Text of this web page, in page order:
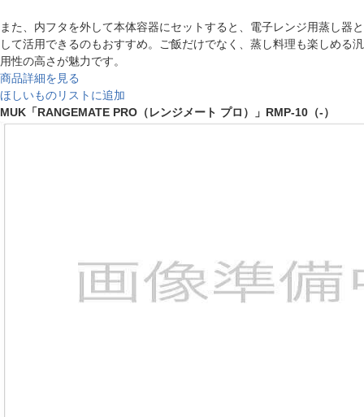
また、内フタを外して本体容器にセットすると、電子レンジ用蒸し器と
して活用できるのもおすすめ。ご飯だけでなく、蒸し料理も楽しめる汎
用性の高さが魅力です。
商品詳細を見る
ほしいものリストに追加
MUK「RANGEMATE PRO（レンジメート プロ）」RMP-10（-）